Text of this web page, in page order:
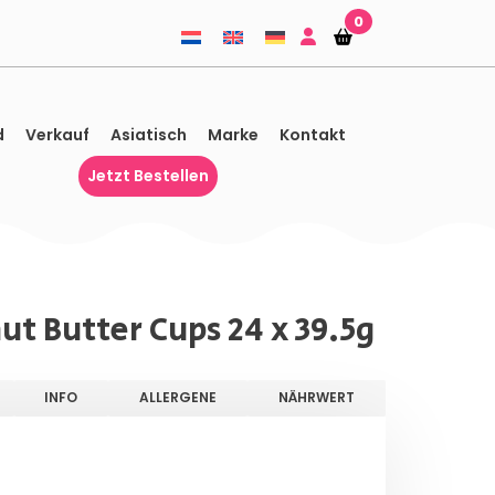
Einkaufskorb
Einkaufskorb
0
Verkauf Asiatisch Marke
Kontakt
Jetzt Bestellen
Butter Cups 24 x 39.5g
INFO ALLERGENE NÄHRWERT